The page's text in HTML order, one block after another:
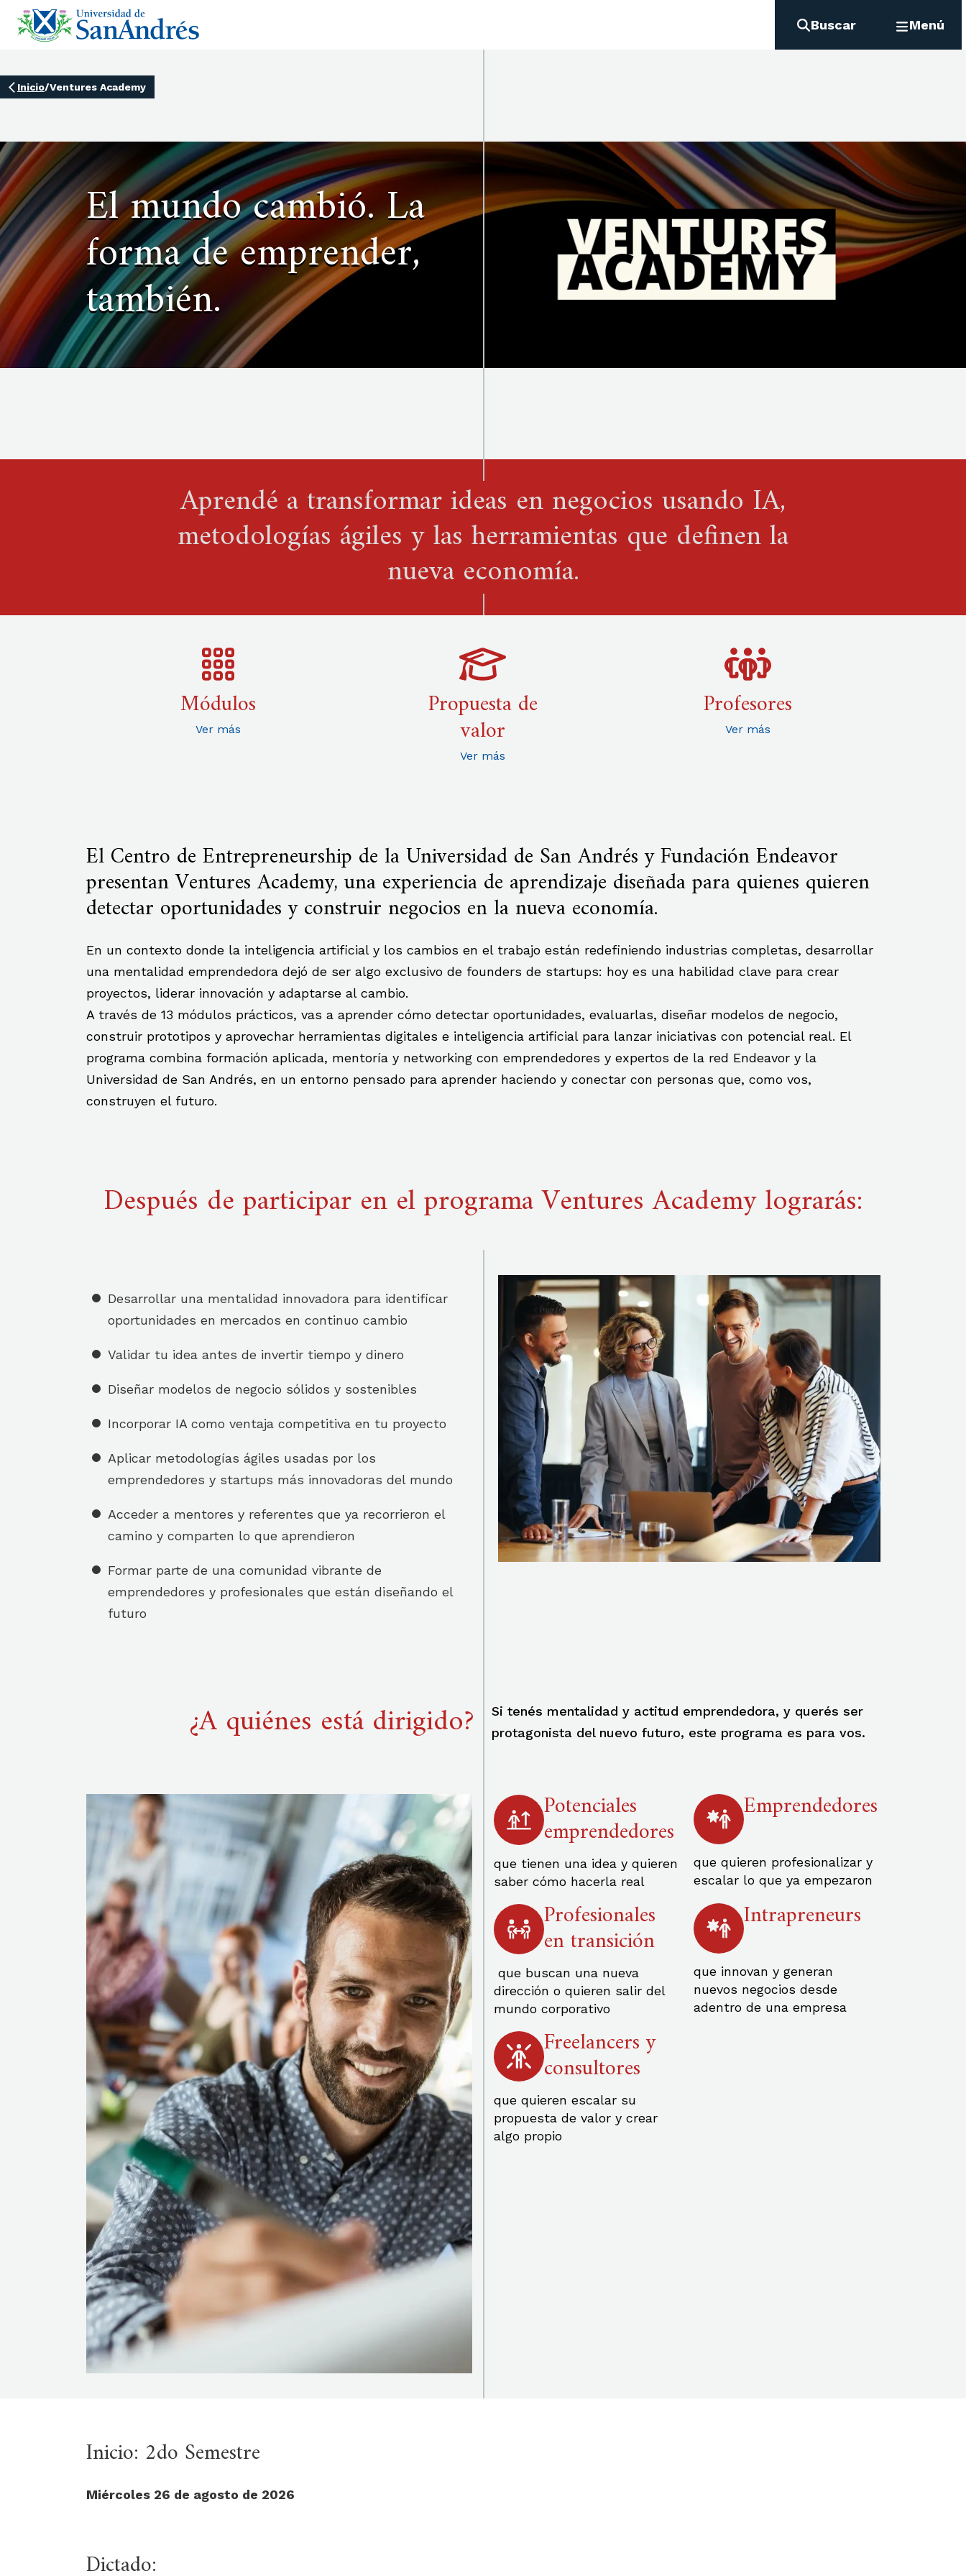
Buscar Menú
Inicio/Ventures Academy
El mundo cambió. La
forma de emprender,
también.
Aprendé a transformar ideas en negocios usando IA,
metodologías ágiles y las herramientas que definen la
nueva economía.
Módulos
Ver más
Propuesta de
valor
Ver más
Profesores
Ver más
El Centro de Entrepreneurship de la Universidad de San Andrés y Fundación Endeavor
presentan Ventures Academy, una experiencia de aprendizaje diseñada para quienes quieren
detectar oportunidades y construir negocios en la nueva economía.
En un contexto donde la inteligencia artificial y los cambios en el trabajo están redefiniendo industrias completas, desarrollar
una mentalidad emprendedora dejó de ser algo exclusivo de founders de startups: hoy es una habilidad clave para crear
proyectos, liderar innovación y adaptarse al cambio.
A través de 13 módulos prácticos, vas a aprender cómo detectar oportunidades, evaluarlas, diseñar modelos de negocio,
construir prototipos y aprovechar herramientas digitales e inteligencia artificial para lanzar iniciativas con potencial real. El
programa combina formación aplicada, mentoría y networking con emprendedores y expertos de la red Endeavor y la
Universidad de San Andrés, en un entorno pensado para aprender haciendo y conectar con personas que, como vos,
construyen el futuro.
Después de participar en el programa Ventures Academy lograrás:
Desarrollar una mentalidad innovadora para identificar
oportunidades en mercados en continuo cambio
Validar tu idea antes de invertir tiempo y dinero
Diseñar modelos de negocio sólidos y sostenibles
Incorporar IA como ventaja competitiva en tu proyecto
Aplicar metodologías ágiles usadas por los
emprendedores y startups más innovadoras del mundo
Acceder a mentores y referentes que ya recorrieron el
camino y comparten lo que aprendieron
Formar parte de una comunidad vibrante de
emprendedores y profesionales que están diseñando el
futuro
¿A quiénes está dirigido?
Si tenés mentalidad y actitud emprendedora, y querés ser
protagonista del nuevo futuro, este programa es para vos.
Potenciales
emprendedores
que tienen una idea y quieren
saber cómo hacerla real
Emprendedores
que quieren profesionalizar y
escalar lo que ya empezaron
Profesionales
en transición
que buscan una nueva
dirección o quieren salir del
mundo corporativo
Intrapreneurs
que innovan y generan
nuevos negocios desde
adentro de una empresa
Freelancers y
consultores
que quieren escalar su
propuesta de valor y crear
algo propio
Inicio: 2do Semestre
Miércoles 26 de agosto de 2026
Dictado: